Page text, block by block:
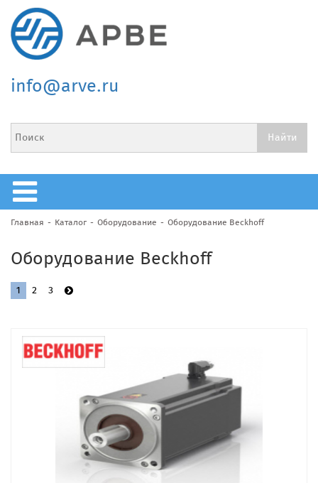
info@arve.ru
Главная Каталог Оборудование Оборудование Beckhoff
Оборудование Beckhoff
1 2 3